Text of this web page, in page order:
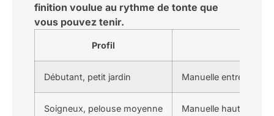
finition voulue au rythme de tonte que
vous pouvez tenir.
Profil
Débutant, petit jardin Manuelle entrée/
Soigneux, pelouse moyenne Manuelle haut de